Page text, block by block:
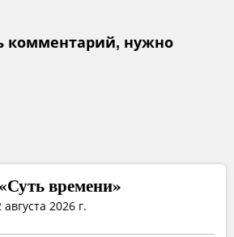
комментарий, нужно
времени»
2026 г.